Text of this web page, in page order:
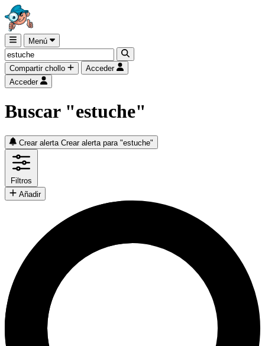
Menú
Compartir chollo
Acceder
Acceder
Buscar "estuche"
Crear alerta Crear alerta para "estuche"
Filtros
Añadir